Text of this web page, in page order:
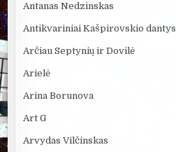
Antanas Nedzinskas
Antikvariniai Kašpirovskio dantys
Arčiau Septynių ir Dovilė
Arielė
Arina Borunova
Art G
Arvydas Vilčinskas